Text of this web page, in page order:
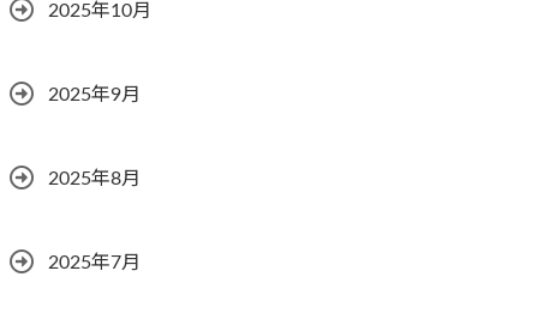
2025年10月
2025年9月
2025年8月
2025年7月